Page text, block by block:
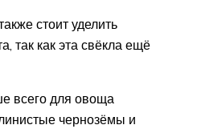
стоит уделить
так как эта свёкла ещё
всего для овоща
чернозёмы и